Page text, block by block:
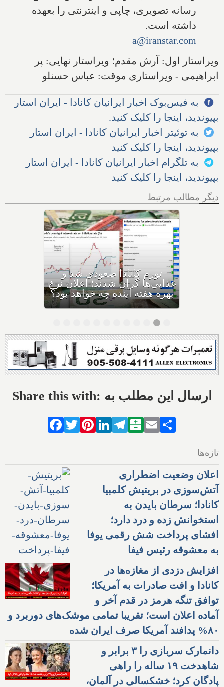
رسانه تصویری، چاپی و اینترنتی را بعهده
داشته است.
a@iranstar.com
ویراستار اول: آرش مقدم؛ ویراستار نهایی: پر
ابراهیمی - ویراستاری موقت: عباس حسنلو
به فیس‌بوک اخبار ایرانیان کانادا - ایران استار
بپیوندید، اینجا را کلیک کنید.
به توئیتر اخبار ایرانیان کانادا - ایران استار
بپیوندید، اینجا را کلیک کنید
به تلگرام اخبار ایرانیان کانادا - ایران استار
بپیوندید، اینجا را کلیک کنید
دیگر مطالب مرتبط
فردا آخرین روز بازپرداخت وام
۶۰,۰۰۰ دلاری بیزینس‌های
کاناداست؛ نیمی از بیزینس‌ها در
حال ورشکستگی هستند
Share this with: ارسال این مطلب به
Facebook
TwitterPinterestLinkedIn
Telegram
Balatarin
Email
تازه‌ها
اعلان وضعیت اضطراری
آتش‌سوزی در بریتیش کلمبیا
کانادا؛ سرطان بایدن به
استخوانش زده و درد دارد؛
افشای پرداخت شش رقمی یوفا
به معشوقه رئیس فیفا
افزایش دزدی از مغازه‌ها در
کانادا و افت صادرات به آمریکا؛
توافق تنگه هرمز در قدم آخر و
آماده اعلان است؛ تقریبا تمامی موشک‌های دوربرد و
۸۰% پدافند آمریکا صرف ایران شده
دانمارک سربازی را ۳ برابر و
شاهدخت ۱۹ ساله را راهی
پادگان کرد؛ خشکسالی در آلمان،